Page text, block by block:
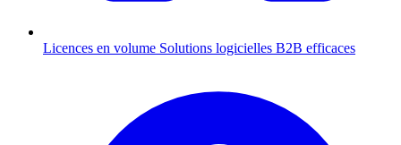
Licences en volume Solutions logicielles B2B efficaces